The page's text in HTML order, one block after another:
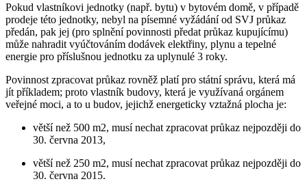
Pokud vlastníkovi jednotky (např. bytu) v bytovém domě, v případě
prodeje této jednotky, nebyl na písemné vyžádání od SVJ průkaz
předán, pak jej (pro splnění povinnosti předat průkaz kupujícímu)
může nahradit vyúčtováním dodávek elektřiny, plynu a tepelné
energie pro příslušnou jednotku za uplynulé 3 roky.
Povinnost zpracovat průkaz rovněž platí pro státní správu, která má
jít příkladem; proto vlastník budovy, která je využívaná orgánem
veřejné moci, a to u budov, jejichž energeticky vztažná plocha je:
větší než 500 m2, musí nechat zpracovat průkaz nejpozději do
30. června 2013,
větší než 250 m2, musí nechat zpracovat průkaz nejpozději do
30. června 2015.